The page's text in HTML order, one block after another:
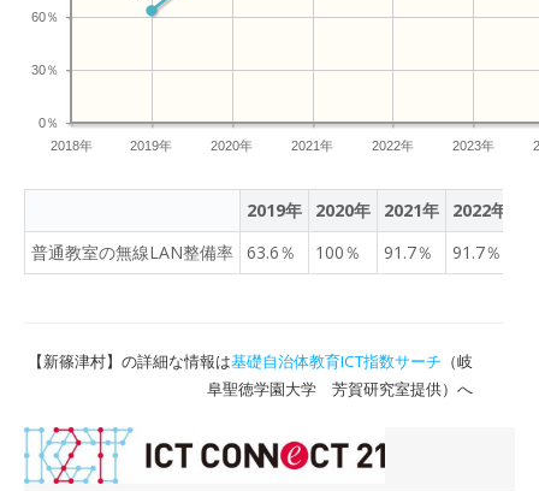
2018年 2019年 2020年 2021年 2022年 2023年
0％
30％
60％
2019年 2020年 2021年 2022年
普通教室の無線LAN整備率 63.6％ 100％ 91.7％ 91.7％
【新篠津村】の詳細な情報は基礎自治体教育ICT指数サーチ （岐
阜聖徳学園大学 芳賀研究室提供）へ